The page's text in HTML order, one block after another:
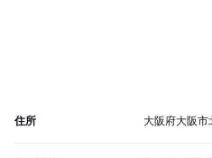
住所 大阪府大阪市